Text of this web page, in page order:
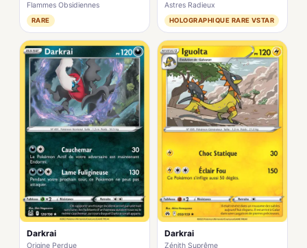
Flammes Obsidiennes
RARE
Astres Radieux
HOLOGRAPHIQUE RARE VSTAR
Darkrai
Origine Perdue
Darkrai
Zénith Suprême